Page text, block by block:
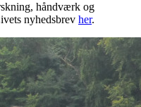
håndværk og
nyhedsbrev her.